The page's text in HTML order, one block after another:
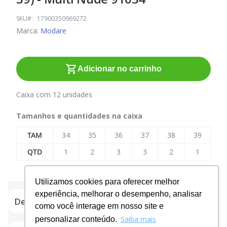
Utilizamos cookies para oferecer melhor
experiência, melhorar o desempenho, analisar
como você interage em nosso site e
personalizar conteúdo. Saiba mais
o
início
da
imagens
SKU 17900350969272
Marca: Modare
Adicionar no carrinho
Caixa com 12 unidades
Tamanhos e quantidades na caixa
TAM
34 35 36 37 38
39
QTD
1 2 3 3 2 1
Detalhes do produto